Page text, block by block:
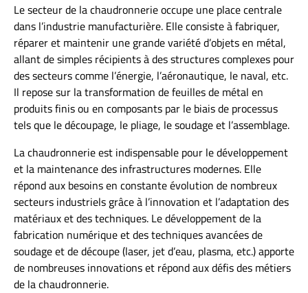
Le secteur de la chaudronnerie occupe une place centrale
dans l’industrie manufacturière. Elle consiste à fabriquer,
réparer et maintenir une grande variété d’objets en métal,
allant de simples récipients à des structures complexes pour
des secteurs comme l’énergie, l’aéronautique, le naval, etc.
Il repose sur la transformation de feuilles de métal en
produits finis ou en composants par le biais de processus
tels que le découpage, le pliage, le soudage et l’assemblage.
La chaudronnerie est indispensable pour le développement
et la maintenance des infrastructures modernes. Elle
répond aux besoins en constante évolution de nombreux
secteurs industriels grâce à l’innovation et l’adaptation des
matériaux et des techniques. Le développement de la
fabrication numérique et des techniques avancées de
soudage et de découpe (laser, jet d’eau, plasma, etc.) apporte
de nombreuses innovations et répond aux défis des métiers
de la chaudronnerie.